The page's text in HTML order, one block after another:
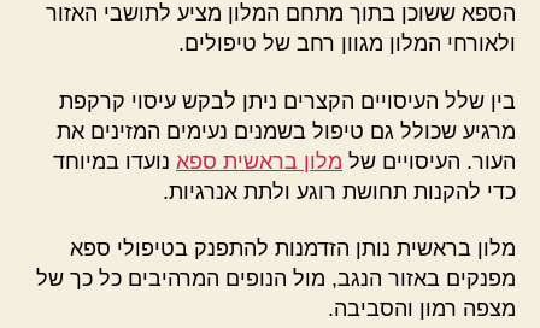
הספא ששוכן בתוך מתחם המלון מציע לתושבי האזור
ולאורחי המלון מגוון רחב של טיפולים.
בין שלל העיסויים הקצרים ניתן לבקש עיסוי קרקפת
מרגיע שכולל גם טיפול בשמנים נעימים המזינים את
העור. העיסויים של מלון בראשית ספא נועדו במיוחד
כדי להקנות תחושת רוגע ולתת אנרגיות.
מלון בראשית נותן הזדמנות להתפנק בטיפולי ספא
מפנקים באזור הנגב, מול הנופים המרהיבים כל כך של
מצפה רמון והסביבה.